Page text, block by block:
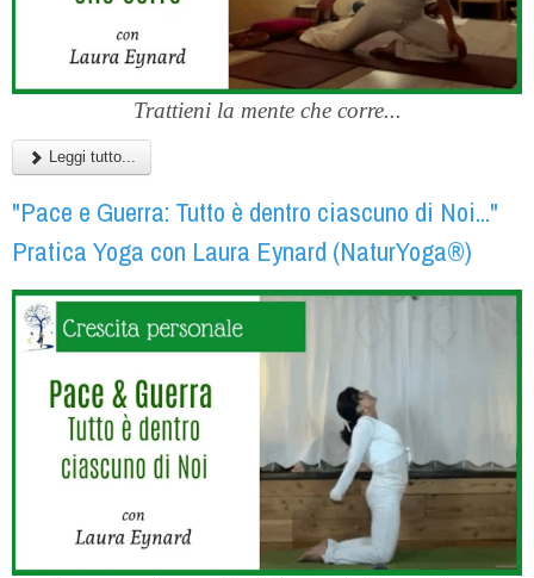
Trattieni la mente che corre...
Leggi tutto...
"Pace e Guerra: Tutto è dentro ciascuno di Noi..."
Pratica Yoga con Laura Eynard (NaturYoga®)